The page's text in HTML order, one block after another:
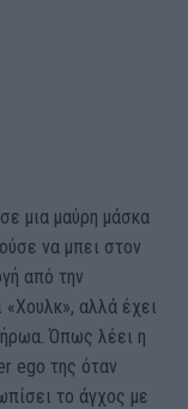
μια μαύρη μάσκα
να μπει στον
από την
«Χουλκ», αλλά έχει
Όπως λέει η
ego της όταν
το άγχος με